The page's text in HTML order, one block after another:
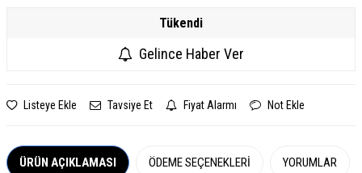
Tükendi
Gelince Haber Ver
Listeye Ekle Tavsiye Et Fiyat Alarmı Not Ekle
ÜRÜN AÇIKLAMASI ÖDEME SEÇENEKLERI YORUMLAR